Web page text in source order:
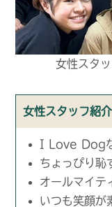
女性スタ
女性スタッフ紹介
I Love Dog
ちょっぴり恥
オールマイテ
いつも笑顔が